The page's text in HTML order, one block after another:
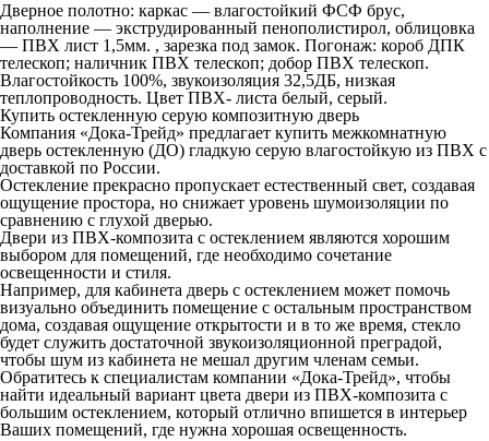
Дверное полотно: каркас — влагостойкий ФСФ брус,
наполнение — экструдированный пенополистирол, облицовка
— ПВХ лист 1,5мм. , зарезка под замок. Погонаж: короб ДПК
телескоп; наличник ПВХ телескоп; добор ПВХ телескоп.
Влагостойкость 100%, звукоизоляция 32,5ДБ, низкая
теплопроводность. Цвет ПВХ- листа белый, серый.
Купить остекленную серую композитную дверь
Компания «Дока-Трейд» предлагает купить межкомнатную
дверь остекленную (ДО) гладкую серую влагостойкую из ПВХ с
доставкой по России.
Остекление прекрасно пропускает естественный свет, создавая
ощущение простора, но снижает уровень шумоизоляции по
сравнению с глухой дверью.
Двери из ПВХ-композита с остеклением являются хорошим
выбором для помещений, где необходимо сочетание
освещенности и стиля.
Например, для кабинета дверь с остеклением может помочь
визуально объединить помещение с остальным пространством
дома, создавая ощущение открытости и в то же время, стекло
будет служить достаточной звукоизоляционной преградой,
чтобы шум из кабинета не мешал другим членам семьи.
Обратитесь к специалистам компании «Дока-Трейд», чтобы
найти идеальный вариант цвета двери из ПВХ-композита с
большим остеклением, который отлично впишется в интерьер
Ваших помещений, где нужна хорошая освещенность.